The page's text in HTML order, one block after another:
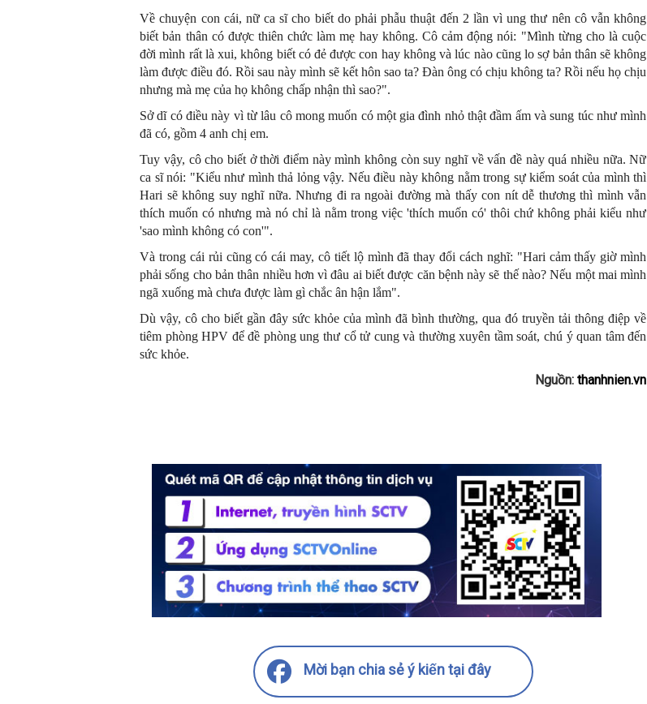
Về chuyện con cái, nữ ca sĩ cho biết do phải phẫu thuật đến 2 lần vì ung thư nên cô vẫn không
biết bản thân có được thiên chức làm mẹ hay không. Cô cảm động nói: "Mình từng cho là cuộc
đời mình rất là xui, không biết có đẻ được con hay không và lúc nào cũng lo sợ bản thân sẽ không
làm được điều đó. Rồi sau này mình sẽ kết hôn sao ta? Đàn ông có chịu không ta? Rồi nếu họ chịu
nhưng mà mẹ của họ không chấp nhận thì sao?".
Sở dĩ có điều này vì từ lâu cô mong muốn có một gia đình nhỏ thật đầm ấm và sung túc như mình
đã có, gồm 4 anh chị em.
Tuy vậy, cô cho biết ở thời điểm này mình không còn suy nghĩ về vấn đề này quá nhiều nữa. Nữ
ca sĩ nói: "Kiểu như mình thả lỏng vậy. Nếu điều này không nằm trong sự kiểm soát của mình thì
Hari sẽ không suy nghĩ nữa. Nhưng đi ra ngoài đường mà thấy con nít dễ thương thì mình vẫn
thích muốn có nhưng mà nó chỉ là nằm trong việc 'thích muốn có' thôi chứ không phải kiểu như
'sao mình không có con'".
Và trong cái rủi cũng có cái may, cô tiết lộ mình đã thay đổi cách nghĩ: "Hari cảm thấy giờ mình
phải sống cho bản thân nhiều hơn vì đâu ai biết được căn bệnh này sẽ thế nào? Nếu một mai mình
ngã xuống mà chưa được làm gì chắc ân hận lắm".
Dù vậy, cô cho biết gần đây sức khỏe của mình đã bình thường, qua đó truyền tải thông điệp về
tiêm phòng HPV để đề phòng ung thư cổ tử cung và thường xuyên tầm soát, chú ý quan tâm đến
sức khỏe.
Nguồn:thanhnien.vn
Mời bạn chia sẻ ý kiến tại đây